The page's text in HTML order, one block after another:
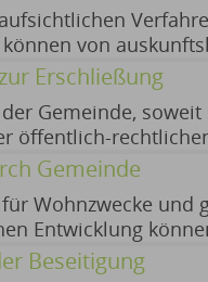
von
entweder in den
Erschließung
Gemeinde,
öffentlich-
Erschließung sind
19.02.2026
Gemeinde
Wohnzwecke und
Entwicklung
Wohnungsbau
Beseitigung